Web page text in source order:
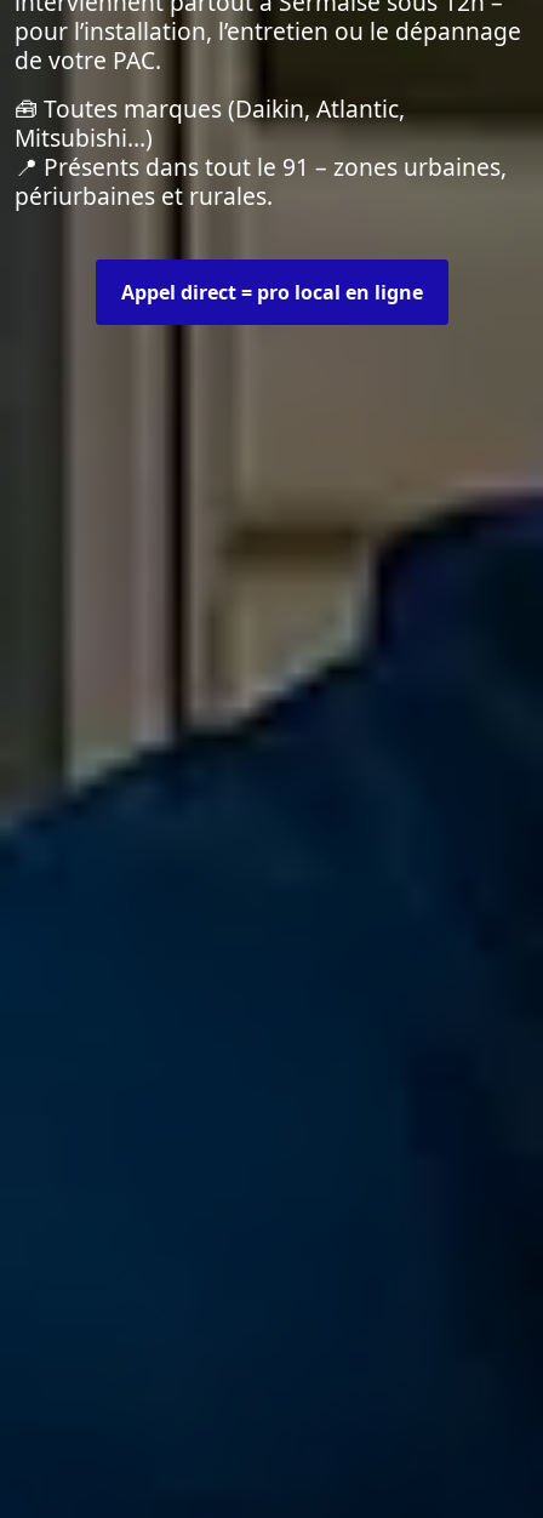
pour l’installation, l’entretien ou le dépannage
de votre PAC.
🧰 Toutes marques (Daikin, Atlantic,
Mitsubishi…)
📍 Présents dans tout le 91 – zones urbaines,
périurbaines et rurales.
Appel direct = pro local en ligne